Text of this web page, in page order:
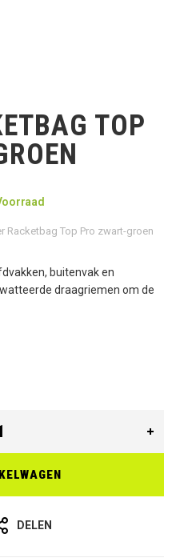
TOP
Racketbag Top Pro zwart-groen
buitenvak en
draagriemen om de
DELEN